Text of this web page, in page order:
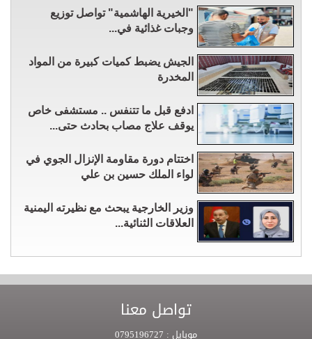
"الخيرية الهاشمية" تواصل توزيع
وجبات غذائية في...
الجيش يضبط كميات كبيرة من المواد
المخدرة
ادفع قبل ما تتنفس .. مستشفى خاص
يوقف علاج مصاب بحادث حتى...
اختتام دورة مقاومة الإنزال الجوي في
لواء الملك حسين بن علي
وزير الخارجية يبحث مع نظيرته اليمنية
العلاقات الثنائية...
تواصل معنا
موبايل :